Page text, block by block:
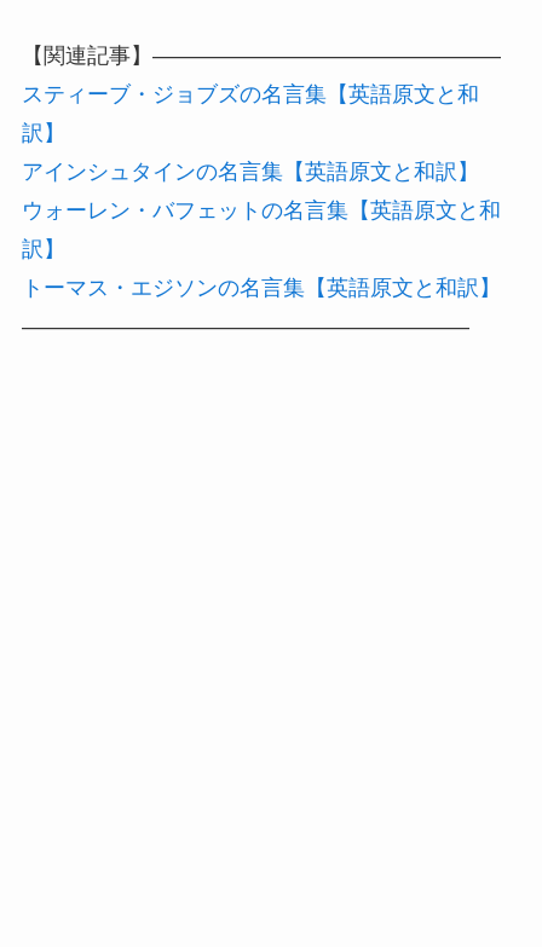
【関連記事】————————————————
スティーブ・ジョブズの名言集【英語原文と和
訳】
アインシュタインの名言集【英語原文と和訳】
ウォーレン・バフェットの名言集【英語原文と和
訳】
トーマス・エジソンの名言集【英語原文と和訳】
————————————————————–